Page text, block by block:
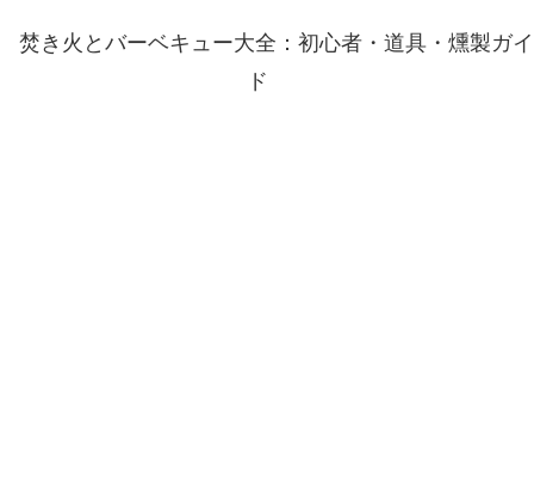
焚き火とバーベキュー大全：初心者・道具・燻製ガイ
ド